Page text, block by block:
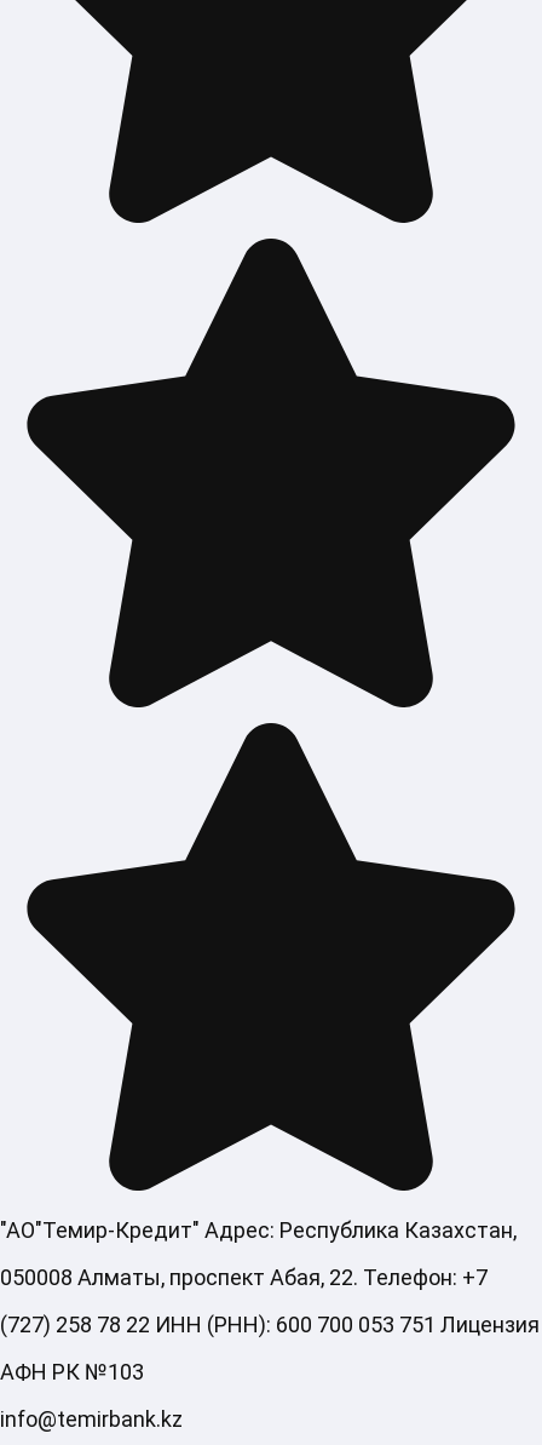
"АО"Темир-Кредит" Адрес: Республика Казахстан,
050008 Алматы, проспект Абая, 22. Телефон: +7
(727) 258 78 22 ИНН (РНН): 600 700 053 751 Лицензия
АФН РК №103
info@temirbank.kz